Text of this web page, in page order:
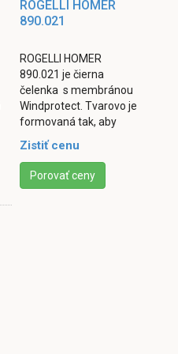
ROGELLI HOMER
890.021
ROGELLI HOMER
890.021 je čierna
čelenka s membránou
Windprotect. Tvarovo je
formovaná tak, aby
maximálne zakryla vaše
uši. Širší strih a jemné
počesaniu vnútorného ...
Zistiť cenu
Porovať ceny